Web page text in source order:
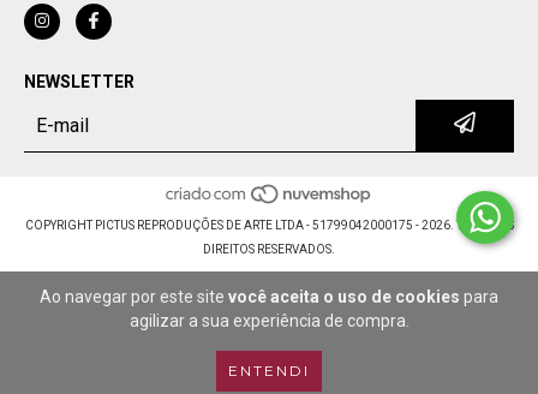
Ao navegar por este site você aceita o uso de cookies para
agilizar a sua experiência de compra.
ENTENDI
NEWSLETTER
COPYRIGHT PICTUS REPRODUÇÕES DE ARTE LTDA - 51799042000175 - 2026. TODOS OS
DIREITOS RESERVADOS.